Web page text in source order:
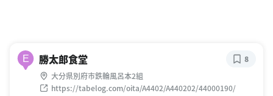
E 勝太郎食堂
大分県別府市鉄輪風呂本2組
https://tabelog.com/oita/A4402/A440202/44000190/
8